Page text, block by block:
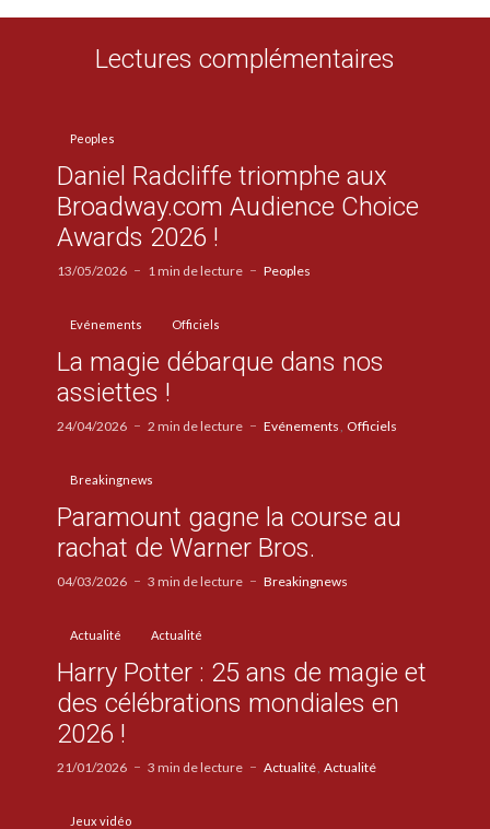
Lectures complémentaires
Peoples
Daniel Radcliffe triomphe aux
Broadway.com Audience Choice
Awards 2026 !
13/05/2026 1 min de lecture Peoples
Evénements Officiels
La magie débarque dans nos
assiettes !
24/04/2026 2 min de lecture Evénements Officiels
Breakingnews
Paramount gagne la course au
rachat de Warner Bros.
04/03/2026 3 min de lecture Breakingnews
Actualité Actualité
Harry Potter : 25 ans de magie et
des célébrations mondiales en
2026 !
21/01/2026 3 min de lecture Actualité Actualité
Jeux vidéo